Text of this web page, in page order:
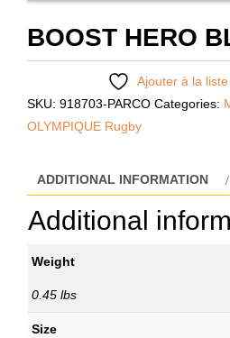
BOOST HERO
Ajouter à la
SKU: 918703-PARCO Categories:
OLYMPIQUE Rugby
ADDITIONAL INFORMATION
Additional
Weight
0.45 lbs
Size